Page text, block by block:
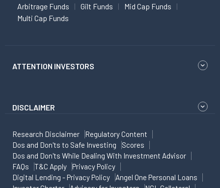
Arbitrage Funds
Gilt Funds
Mid Cap Funds
Multi Cap Funds
ATTENTION INVESTORS
DISCLAIMER
Research Disclaimer
Regulatory Content
Dos and Don'ts to Safe Investing
Scores
Dos and Don'ts While Dealing With Investment Advisor
FAQs
T&C Apply
Privacy Policy
Digital Lending - Privacy Policy
Angel One Personal Loans